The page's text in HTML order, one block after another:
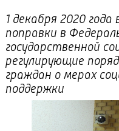
1 декабря 2020
поправки в
государственной
регулирующие
граждан о мерах
поддержки